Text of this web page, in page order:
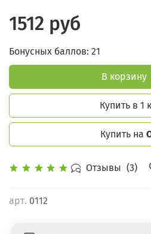
Отзывы (3)
арт. 0112
1512 руб
Бонусных баллов: 21
В корзину
Купить в 1
Купить на